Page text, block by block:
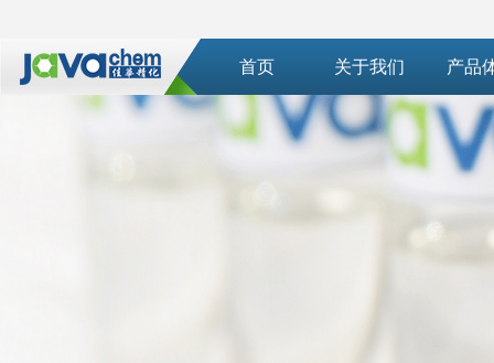
首页 关于我们 产品